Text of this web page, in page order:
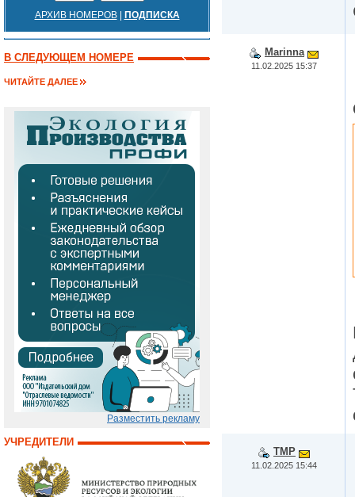
АРХИВ НОМЕРОВ| ПОДПИСКА
В СЛЕДУЮЩЕМ НОМЕРЕ
ЧИТАЙТЕ ДАЛЕЕ
Разместить рекламу
УЧРЕДИТЕЛИ
Marinna
11.02.2025 15:37
TMP
11.02.2025 15:44